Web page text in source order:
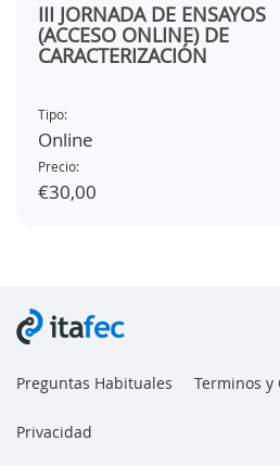
III JORNADA DE ENSAYOS
(ACCESO ONLINE) DE
CARACTERIZACIÓN
Tipo:
Online
Precio:
€30,00
Preguntas Habituales Terminos y
Privacidad